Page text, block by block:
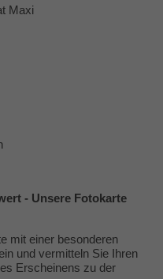
Maxi
- Unsere Fotokarte
mit einer besonderen
und vermitteln Sie Ihren
Erscheinens zu der